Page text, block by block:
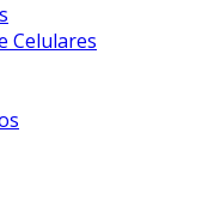
Celulares